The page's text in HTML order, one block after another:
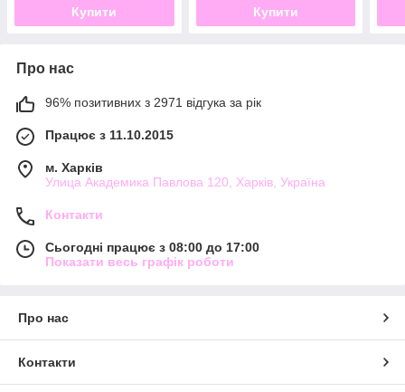
Купити Купити
Про нас
96% позитивних з 2971 відгука за рік
Працює з 11.10.2015
м. Харків
Улица Академика Павлова 120, Харків, Україна
Контакти
Сьогодні працює з 08:00 до 17:00
Показати весь графік роботи
Про нас
Контакти